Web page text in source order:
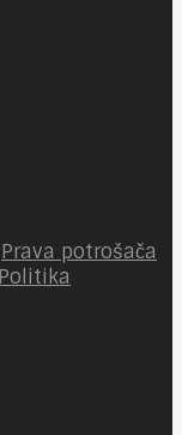
Prava potrošača
Politika